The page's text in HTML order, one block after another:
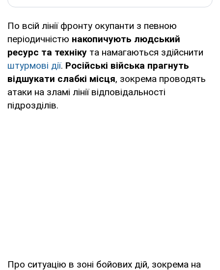
По всій лінії фронту окупанти з певною
періодичністю накопичують людський
ресурс та техніку та намагаються здійснити
штурмові дії. Російські війська прагнуть
відшукати слабкі місця, зокрема проводять
атаки на зламі лінії відповідальності
підрозділів.
Про ситуацію в зоні бойових дій, зокрема на